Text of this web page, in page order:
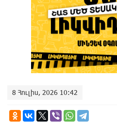
8 Հուլիս, 2026 10:42